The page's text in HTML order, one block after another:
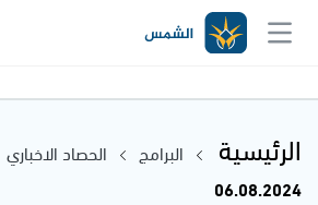
الرئيسية البرامج الحصاد الاخباري
06.08.2024